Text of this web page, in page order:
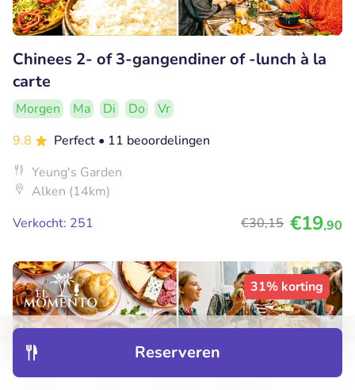
Reserveren
Chinees 2- of 3-gangendiner of -lunch à la
carte
Morgen Ma Di Do
Vr
9.8
Perfect • 11 beoordelingen
Yeung's Garden
Alken (14km)
Verkocht: 251
€30,15 €19,90
31% korting